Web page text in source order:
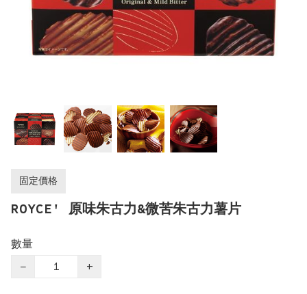
固定價格
ROYCE' 原味朱古力&微苦朱古力薯片
數量
−
+